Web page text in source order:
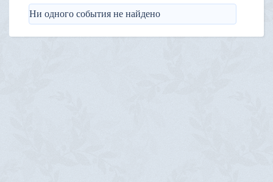
Ни одного события не найдено